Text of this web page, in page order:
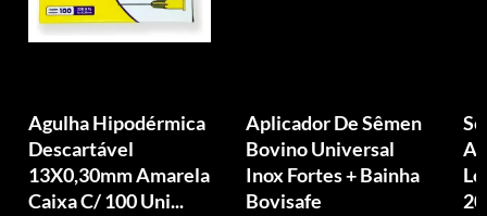
Agulha Hipodérmica
Descartável
13X0,30mm Amarela
Caixa C/ 100 Uni...
Aplicador De Sêmen
Bovino Universal
Inox Fortes + Bainha
Bovisafe